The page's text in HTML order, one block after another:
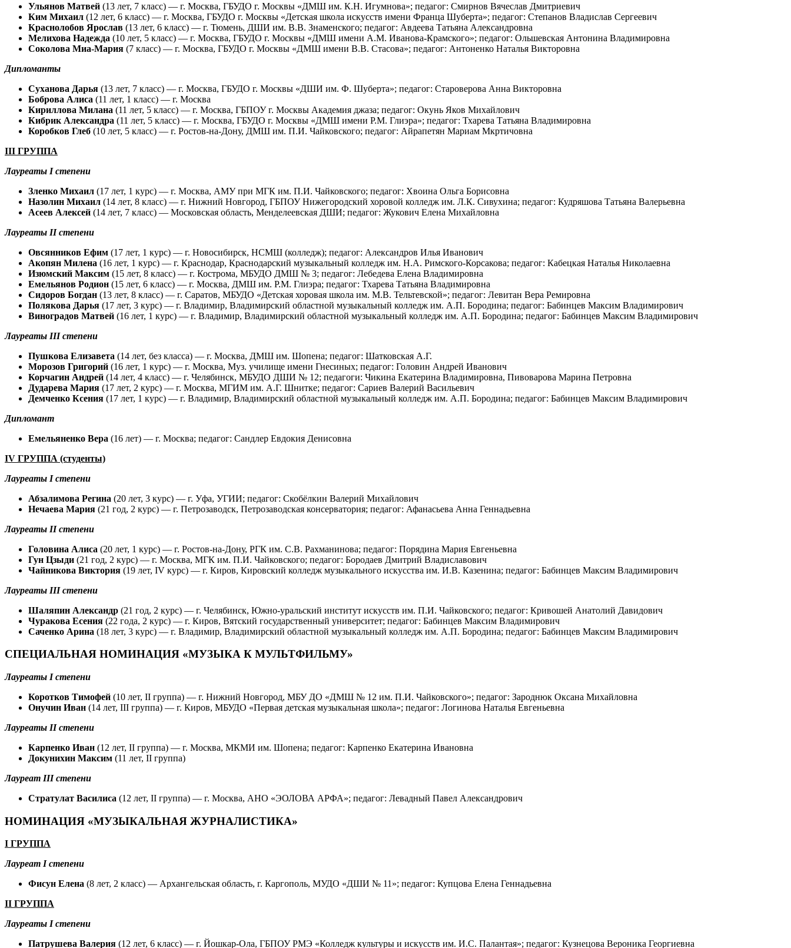
Ульянов Матвей (13 лет, 7 класс) — г. Москва, ГБУДО г. Москвы «ДМШ им. К.Н. Игумнова»; педагог: Смирнов Вячеслав Дмитриевич
Ким Михаил (12 лет, 6 класс) — г. Москва, ГБУДО г. Москвы «Детская школа искусств имени Франца Шуберта»; педагог: Степанов Владислав Сергеевич
Краснолобов Ярослав (13 лет, 6 класс) — г. Тюмень, ДШИ им. В.В. Знаменского; педагог: Авдеева Татьяна Александровна
Мелихова Надежда (10 лет, 5 класс) — г. Москва, ГБУДО г. Москвы «ДМШ имени А.М. Иванова-Крамского»; педагог: Ольшевская Антонина Владимировна
Соколова Миа-Мария (7 класс) — г. Москва, ГБУДО г. Москвы «ДМШ имени В.В. Стасова»; педагог: Антоненко Наталья Викторовна
Дипломанты
Суханова Дарья (13 лет, 7 класс) — г. Москва, ГБУДО г. Москвы «ДШИ им. Ф. Шуберта»; педагог: Староверова Анна Викторовна
Боброва Алиса (11 лет, 1 класс) — г. Москва
Кириллова Милана (11 лет, 5 класс) — г. Москва, ГБПОУ г. Москвы Академия джаза; педагог: Окунь Яков Михайлович
Кибрик Александра (11 лет, 5 класс) — г. Москва, ГБУДО г. Москвы «ДМШ имени Р.М. Глиэра»; педагог: Тхарева Татьяна Владимировна
Коробков Глеб (10 лет, 5 класс) — г. Ростов-на-Дону, ДМШ им. П.И. Чайковского; педагог: Айрапетян Мариам Мкртичовна
III ГРУППА
Лауреаты I степени
Зленко Михаил (17 лет, 1 курс) — г. Москва, АМУ при МГК им. П.И. Чайковского; педагог: Хвоина Ольга Борисовна
Назолин Михаил (14 лет, 8 класс) — г. Нижний Новгород, ГБПОУ Нижегородский хоровой колледж им. Л.К. Сивухина; педагог: Кудряшова Татьяна Валерьевна
Асеев Алексей (14 лет, 7 класс) — Московская область, Менделеевская ДШИ; педагог: Жукович Елена Михайловна
Лауреаты II степени
Овсянников Ефим (17 лет, 1 курс) — г. Новосибирск, НСМШ (колледж); педагог: Александров Илья Иванович
Акопян Милена (16 лет, 1 курс) — г. Краснодар, Краснодарский музыкальный колледж им. Н.А. Римского-Корсакова; педагог: Кабецкая Наталья Николаевна
Изюмский Максим (15 лет, 8 класс) — г. Кострома, МБУДО ДМШ № 3; педагог: Лебедева Елена Владимировна
Емельянов Родион (15 лет, 6 класс) — г. Москва, ДМШ им. Р.М. Глиэра; педагог: Тхарева Татьяна Владимировна
Сидоров Богдан (13 лет, 8 класс) — г. Саратов, МБУДО «Детская хоровая школа им. М.В. Тельтевской»; педагог: Левитан Вера Ремировна
Полякова Дарья (17 лет, 3 курс) — г. Владимир, Владимирский областной музыкальный колледж им. А.П. Бородина; педагог: Бабинцев Максим Владимирович
Виноградов Матвей (16 лет, 1 курс) — г. Владимир, Владимирский областной музыкальный колледж им. А.П. Бородина; педагог: Бабинцев Максим Владимирович
Лауреаты III степени
Пушкова Елизавета (14 лет, без класса) — г. Москва, ДМШ им. Шопена; педагог: Шатковская А.Г.
Морозов Григорий (16 лет, 1 курс) — г. Москва, Муз. училище имени Гнесиных; педагог: Головин Андрей Иванович
Корчагин Андрей (14 лет, 4 класс) — г. Челябинск, МБУДО ДШИ № 12; педагоги: Чикина Екатерина Владимировна, Пивоварова Марина Петровна
Дударева Мария (17 лет, 2 курс) — г. Москва, МГИМ им. А.Г. Шнитке; педагог: Сариев Валерий Васильевич
Демченко Ксения (17 лет, 1 курс) — г. Владимир, Владимирский областной музыкальный колледж им. А.П. Бородина; педагог: Бабинцев Максим Владимирович
Дипломант
Емельяненко Вера (16 лет) — г. Москва; педагог: Сандлер Евдокия Денисовна
IV ГРУППА (студенты)
Лауреаты I степени
Абзалимова Регина (20 лет, 3 курс) — г. Уфа, УГИИ; педагог: Скобёлкин Валерий Михайлович
Нечаева Мария (21 год, 2 курс) — г. Петрозаводск, Петрозаводская консерватория; педагог: Афанасьева Анна Геннадьевна
Лауреаты II степени
Головина Алиса (20 лет, 1 курс) — г. Ростов-на-Дону, РГК им. С.В. Рахманинова; педагог: Порядина Мария Евгеньевна
Гун Цзыди (21 год, 2 курс) — г. Москва, МГК им. П.И. Чайковского; педагог: Бородаев Дмитрий Владиславович
Чайникова Виктория (19 лет, IV курс) — г. Киров, Кировский колледж музыкального искусства им. И.В. Казенина; педагог: Бабинцев Максим Владимирович
Лауреаты III степени
Шаляпин Александр (21 год, 2 курс) — г. Челябинск, Южно-уральский институт искусств им. П.И. Чайковского; педагог: Кривошей Анатолий Давидович
Чуракова Есения (22 года, 2 курс) — г. Киров, Вятский государственный университет; педагог: Бабинцев Максим Владимирович
Саченко Арина (18 лет, 3 курс) — г. Владимир, Владимирский областной музыкальный колледж им. А.П. Бородина; педагог: Бабинцев Максим Владимирович
СПЕЦИАЛЬНАЯ НОМИНАЦИЯ «МУЗЫКА К МУЛЬТФИЛЬМУ»
Лауреаты I степени
Коротков Тимофей (10 лет, II группа) — г. Нижний Новгород, МБУ ДО «ДМШ № 12 им. П.И. Чайковского»; педагог: Зароднюк Оксана Михайловна
Онучин Иван (14 лет, III группа) — г. Киров, МБУДО «Первая детская музыкальная школа»; педагог: Логинова Наталья Евгеньевна
Лауреаты II степени
Карпенко Иван (12 лет, II группа) — г. Москва, МКМИ им. Шопена; педагог: Карпенко Екатерина Ивановна
Докунихин Максим (11 лет, II группа)
Лауреат III степени
Стратулат Василиса (12 лет, II группа) — г. Москва, АНО «ЭОЛОВА АРФА»; педагог: Левадный Павел Александрович
НОМИНАЦИЯ «МУЗЫКАЛЬНАЯ ЖУРНАЛИСТИКА»
I ГРУППА
Лауреат I степени
Фисун Елена (8 лет, 2 класс) — Архангельская область, г. Каргополь, МУДО «ДШИ № 11»; педагог: Купцова Елена Геннадьевна
II ГРУППА
Лауреаты I степени
Патрушева Валерия (12 лет, 6 класс) — г. Йошкар-Ола, ГБПОУ РМЭ «Колледж культуры и искусств им. И.С. Палантая»; педагог: Кузнецова Вероника Георгиевна